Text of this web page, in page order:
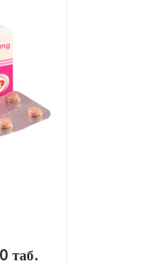
таб.